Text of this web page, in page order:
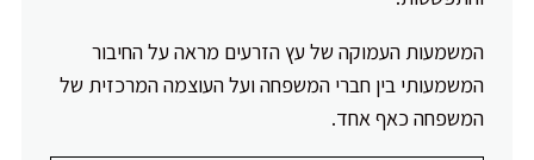
המשמעות העמוקה של עץ הזרעים מראה על החיבור
המשמעותי בין חברי המשפחה ועל העוצמה המרכזית של
המשפחה כאף אחד.